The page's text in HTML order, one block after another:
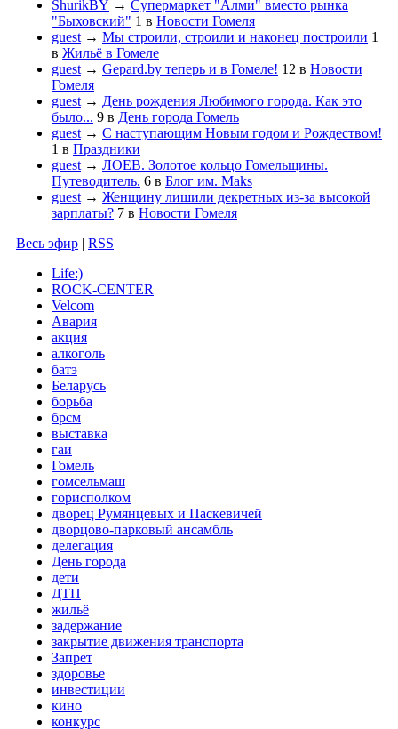
ShurikBY → Супермаркет "Алми" вместо рынка
"Быховский" 1 в Новости Гомеля
guest → Мы строили, строили и наконец построили 1
в Жильё в Гомеле
guest → Gepard.by теперь и в Гомеле! 12 в Новости
Гомеля
guest → День рождения Любимого города. Как это
было... 9 в День города Гомель
guest → С наступающим Новым годом и Рождеством!
1 в Праздники
guest → ЛОЕВ. Золотое кольцо Гомельщины.
Путеводитель. 6 в Блог им. Maks
guest → Женщину лишили декретных из-за высокой
зарплаты? 7 в Новости Гомеля
Весь эфир | RSS
Life:)
ROCK-CENTER
Velcom
Авария
акция
алкоголь
батэ
Беларусь
борьба
брсм
выставка
гаи
Гомель
гомсельмаш
горисполком
дворец Румянцевых и Паскевичей
дворцово-парковый ансамбль
делегация
День города
дети
ДТП
жильё
задержание
закрытие движения транспорта
Запрет
здоровье
инвестиции
кино
конкурс